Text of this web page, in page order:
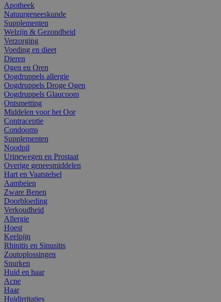
Apotheek
Natuurgeneeskunde
Supplementen
Welzijn & Gezondheid
Verzorging
Voeding en dieet
Dieren
Ogen en Oren
Oogdruppels allergie
Oogdruppels Droge Ogen
Oogdruppels Glaucoom
Ontsmetting
Middelen voor het Oor
Contraceptie
Condooms
Supplementen
Noodpil
Urinewegen en Prostaat
Overige geneesmiddelen
Hart en Vaatstelsel
Aambeien
Zware Benen
Doorbloeding
Verkoudheid
Allergie
Hoest
Keelpijn
Rhinitis en Sinusitis
Zoutoplossingen
Snurken
Huid en haar
Acne
Haar
Huidirritaties